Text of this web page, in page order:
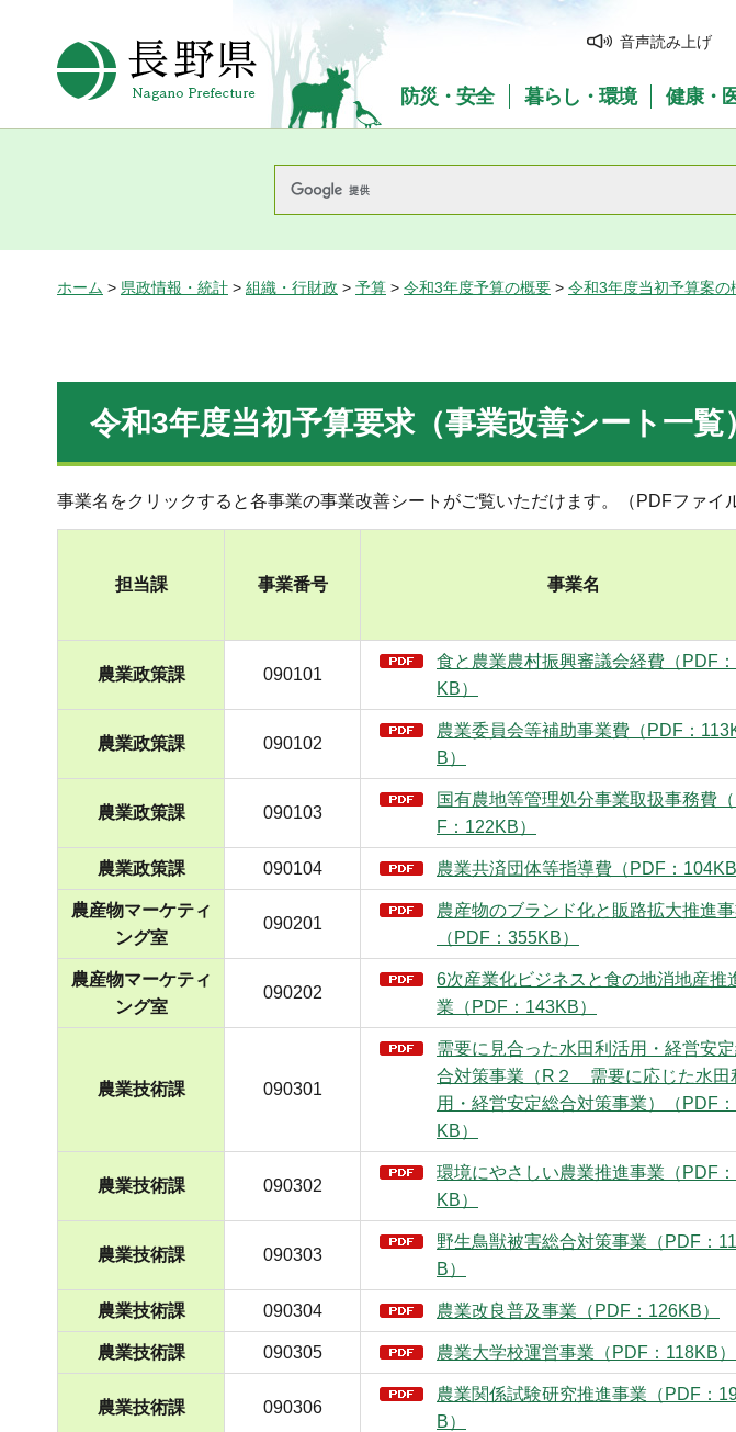
長野県Nagano Prefecture
音声読み上げ
防災・安全 暮らし・環境 健康・
ホーム > 県政情報・統計 > 組織・行財政 > 予算 > 令和3年度予算の概要 > 令和3年度当初予算案の
令和3年度当初予算要求（事業改善シート一覧
事業名をクリックすると各事業の事業改善シートがご覧いただけます。（PDFファイ
担当課 事業番号 事業名
農業政策課 090101
食と農業農村振興審議会経費（PDF
KB）
農業政策課 090102
農業委員会等補助事業費（PDF：
B）
農業政策課 090103
国有農地等管理処分事業取扱事務費
F：122KB）
農業政策課 090104 農業共済団体等指導費（PDF：104KB
農産物マーケティ
ング室
090201
農産物のブランド化と販路拡大推進
（PDF：355KB）
農産物マーケティ
ング室
090202
6次産業化ビジネスと食の地消地産推
業（PDF：143KB）
農業技術課 090301
需要に見合った水田利活用・経営安
合対策事業（R２ 需要に応じた水田
用・経営安定総合対策事業）（PDF
KB）
農業技術課 090302
環境にやさしい農業推進事業（PDF
KB）
農業技術課 090303
野生鳥獣被害総合対策事業（PDF：
B）
農業技術課 090304 農業改良普及事業（PDF：126KB）
農業技術課 090305 農業大学校運営事業（PDF：118KB）
農業技術課 090306
農業関係試験研究推進事業（PDF：
B）